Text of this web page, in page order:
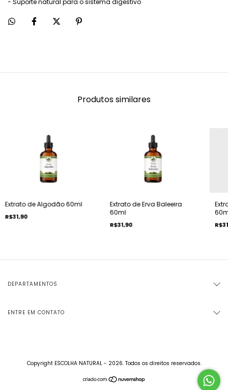
Produtos similares
Extrato de Algodão 60ml
R$31,90
Extrato de Erva Baleeira
60ml
R$31,90
DEPARTAMENTOS
ENTRE EM CONTATO
Copyright ESCOLHA NATURAL - 2026. Todos os direitos reservados.